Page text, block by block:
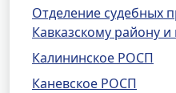
Отделение судебных
Кавказскому району и
Калининское РОСП
Каневское РОСП